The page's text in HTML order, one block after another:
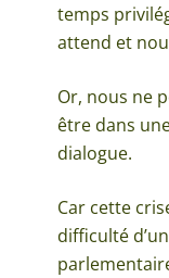
temps
attend et
Or, nous ne
être dans
dialogue.
Car cette
difficulté